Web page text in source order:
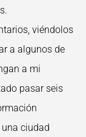
viéndolos
a algunos de
a mi
pasar seis
ciudad